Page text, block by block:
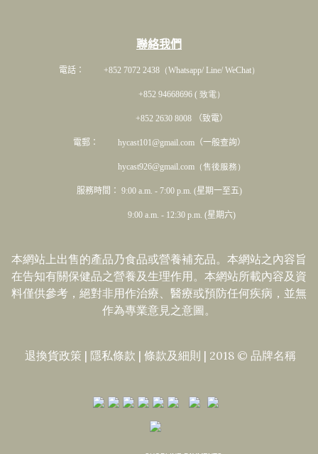
聯絡我們
電話： +852 7072 2438（Whatsapp/ Line/ WeChat）
+852 94668696 ( 致電）
+852 2630 8008 （致電）
電郵： hycast101@gmail.com（一般查詢）
hycast926@gmail.com（售後服務）
服務時間： 9:00 a.m. - 7:00 p.m. (星期一至五)
9:00 a.m. - 12:30 p.m. (星期六)
本網站上出售的產品乃食品或營養補充品。本網站之內容旨
在告知有關保健品之營養及生理作用。本網站所載內容及資
料僅供參考，絕對非用作治療、醫療或預防任何疾病，並無
作為專業意見之意圖。
退換貨政策 | 隱私條款 |​ 條款及細則 | 2018 © 品牌名稱